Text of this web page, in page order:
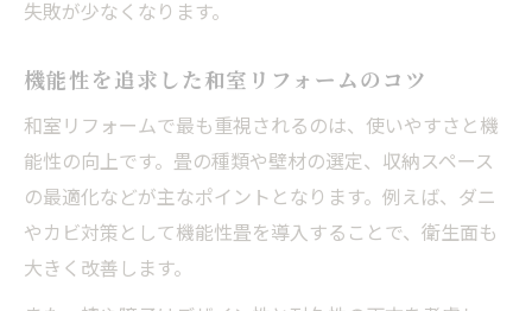
失敗が少なくなります。
機能性を追求した和室リフォームのコツ
和室リフォームで最も重視されるのは、使いやすさと機
能性の向上です。畳の種類や壁材の選定、収納スペース
の最適化などが主なポイントとなります。例えば、ダニ
やカビ対策として機能性畳を導入することで、衛生面も
大きく改善します。